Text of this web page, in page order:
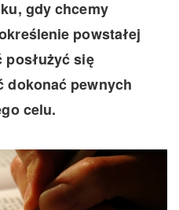
gdy chcemy
powstałej
się
dokonać pewnych
celu.